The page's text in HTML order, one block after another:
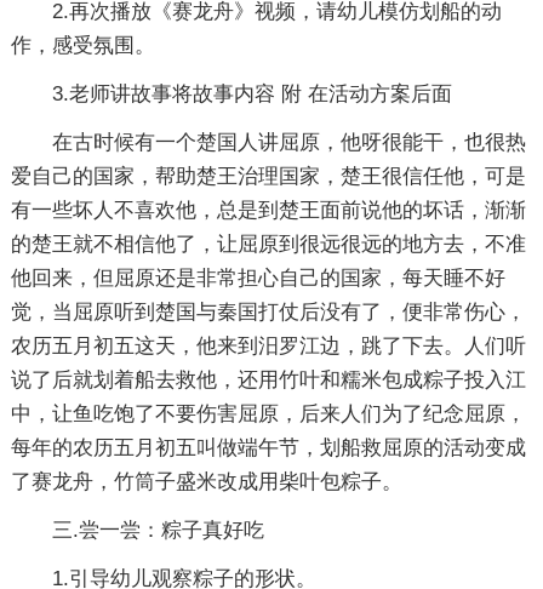
2.再次播放《赛龙舟》视频，请幼儿模仿划船的动
作，感受氛围。
3.老师讲故事将故事内容 附 在活动方案后面
在古时候有一个楚国人讲屈原，他呀很能干，也很热
爱自己的国家，帮助楚王治理国家，楚王很信任他，可是
有一些坏人不喜欢他，总是到楚王面前说他的坏话，渐渐
的楚王就不相信他了，让屈原到很远很远的地方去，不准
他回来，但屈原还是非常担心自己的国家，每天睡不好
觉，当屈原听到楚国与秦国打仗后没有了，便非常伤心，
农历五月初五这天，他来到汨罗江边，跳了下去。人们听
说了后就划着船去救他，还用竹叶和糯米包成粽子投入江
中，让鱼吃饱了不要伤害屈原，后来人们为了纪念屈原，
每年的农历五月初五叫做端午节，划船救屈原的活动变成
了赛龙舟，竹筒子盛米改成用柴叶包粽子。
三.尝一尝：粽子真好吃
1.引导幼儿观察粽子的形状。